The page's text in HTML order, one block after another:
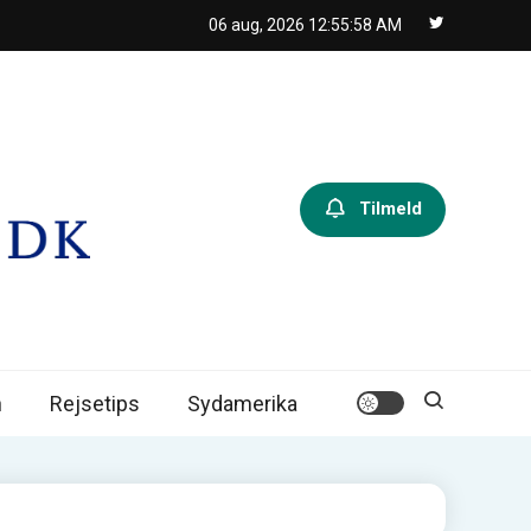
06 aug, 2026 12:55:59 AM
Tilmeld
Rejsetips Sydamerika